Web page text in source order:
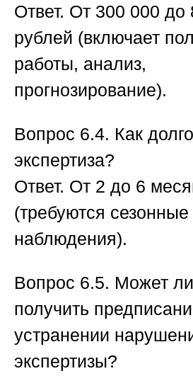
Ответ. От 300 000 до
рублей (включает
работы, анализ,
прогнозирование).
Вопрос 6.4. Как
экспертиза?
Ответ. От 2 до 6
(требуются сезонные
наблюдения).
Вопрос 6.5. Может
получить
устранении
экспертизы?